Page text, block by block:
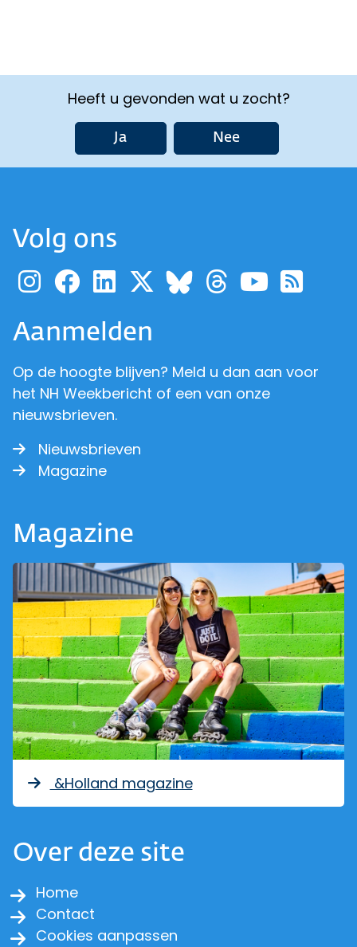
Heeft u gevonden wat u zocht?
Ja Nee
Volg ons
Ga naar de pagina van
Ga naar de pagina
Ga naar de
Ga naar de
Ga naar de
Ga naar
Ga
Aanmelden
Op de hoogte blijven? Meld u dan aan voor
het NH Weekbericht of een van onze
nieuwsbrieven.
Nieuwsbrieven
Magazine
Magazine
&Holland magazine
Over deze site
Home
Contact
Cookies aanpassen